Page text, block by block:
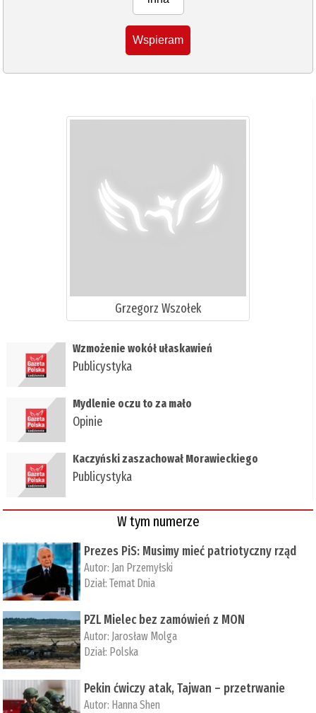
Wspieram
Grzegorz Wszołek
Wzmożenie wokół ułaskawień
Publicystyka
Mydlenie oczu to za mało
Opinie
Kaczyński zaszachował Morawieckiego
Publicystyka
W tym numerze
Prezes PiS: Musimy mieć patriotyczny rząd
Autor: Jan Przemyłski
Dział:Temat Dnia
PZL Mielec bez zamówień z MON
Autor: Jarosław Molga
Dział: Polska
Pekin ćwiczy atak, Tajwan – przetrwanie
Autor: ­Hanna Shen